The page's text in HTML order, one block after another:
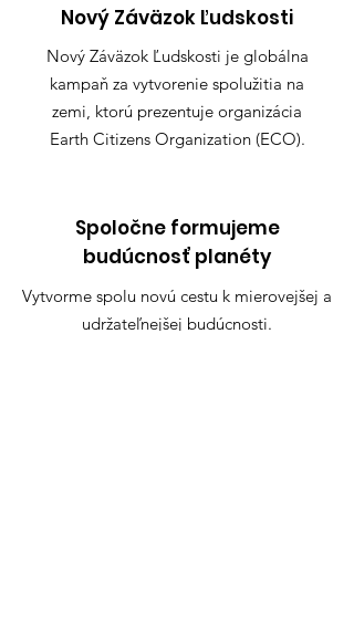
Nový Záväzok Ľudskosti
Nový Záväzok Ľudskosti je globálna
kampaň za vytvorenie spolužitia na
zemi, ktorú prezentuje organizácia
Earth Citizens Organization (ECO).
Spoločne formujeme
budúcnosť planéty
Vytvorme spolu novú cestu k mierovejšej a
udržateľnejšej budúcnosti.